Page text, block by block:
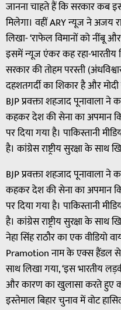
जानना चाहते हैं कि सरकार कब
मिलेगा। वहीं ARY न्यूज ने अजय
लिखा- ‘राफेल विमानों को नींबू
इसमें न्यूज एंकर कह रहा-भारतीय
सरकार की तोहम परस्ती
दहशतगर्दी का शिकार है और
BJP प्रवक्ता शहजाद पूनावाला
कहकर देश की सेना का अपमान
पर दिया गया है। पाकिस्तानी
है। कांग्रेस राष्ट्रीय सुरक्षा के साथ
BJP प्रवक्ता शहजाद पूनावाला
कहकर देश की सेना का अपमान
पर दिया गया है। पाकिस्तानी
है। कांग्रेस राष्ट्रीय सुरक्षा के
नेहा सिंह राठौर का एक वीडियो
Pramotion नाम के एक्स हैंडल से
साथ लिखा गया, ‘इस भारतीय
और कारण का खुलासा करते हुए
इस्तेमाल बिहार चुनाव में वोट